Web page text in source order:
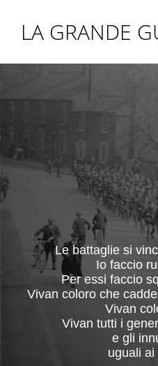
LA GRANDE
Le battaglie si
Io faccio
Per essi faccio
Vivan coloro che
Vivan
Vivan tutti i
e gli
uguali